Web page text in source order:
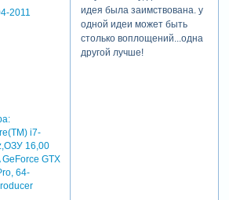
2011
i7-
16,00
GTX
64-
идея была заимствована. у
одной идеи может быть
столько воплощений...одна
другой лучше!